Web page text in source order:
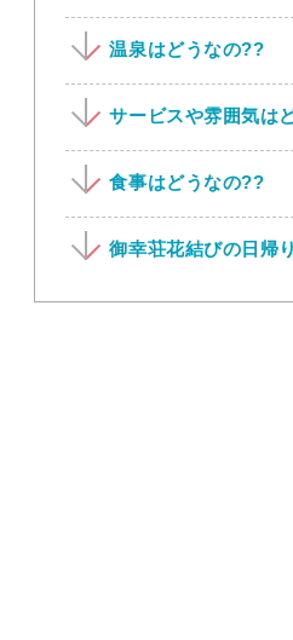
温泉はどうなの??
サービスや雰囲気は
食事はどうなの??
御幸荘花結びの日帰